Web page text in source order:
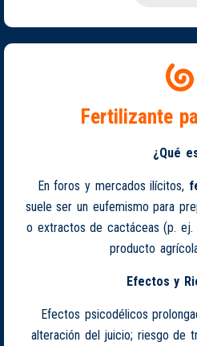
Fertilizante
¿Qué
En foros y mercados ilícitos,
suele ser un eufemismo para
o extractos de cactáceas (p. ej.
producto
Efectos y
Efectos psicodélicos
alteración del juicio; riesgo de